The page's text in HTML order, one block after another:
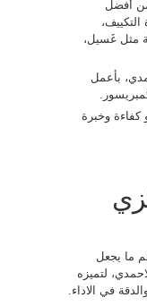
من أفضل
مثل غَسيل،
بأعمل
كفاءة وخبرة
ما يجعل
لتميزه
في الاداء.